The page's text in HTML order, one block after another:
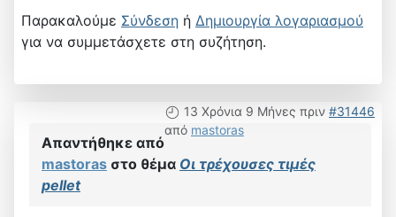
Παρακαλούμε Σύνδεση ή Δημιουργία λογαριασμού
για να συμμετάσχετε στη συζήτηση.
13 Χρόνια 9 Μήνες πριν #31446
από mastoras
Απαντήθηκε από
mastoras στο θέμα Οι τρέχουσες τιμές
pellet